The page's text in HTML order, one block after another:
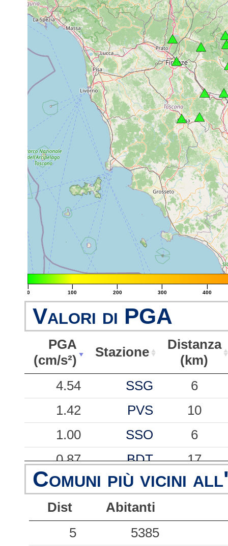
|
0
|
100
|
200
|
300
|
400
Valori di PGA
PGA
(cm/s²)
Stazione
Distanza
(km)
PGA
(cm/s²)
Stazione
Distanza
(km)
4.54 SSG
6
1.42
PVS
10
1.00
SSO
6
0.87
BDT
17
0.68
CTS
15
0.57
RIM
0.54
URBN
Comuni più vicini
Dist
Abitanti
5
5385